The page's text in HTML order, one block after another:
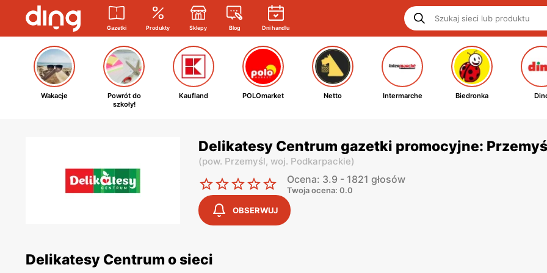
Gazetki Produkty Sklepy Blog Dni handlu
Wakacje
Powrót do
szkoły!
Kaufland POLOmarket Netto Intermarche Biedronka
Delikatesy Centrum gazetki promocyjne:
(pow. Przemyśl, woj. Podkarpackie)
Ocena: 3.9 - 1821 głosów
Twoja ocena: 0.0
OBSERWUJ
Delikatesy Centrum o sieci